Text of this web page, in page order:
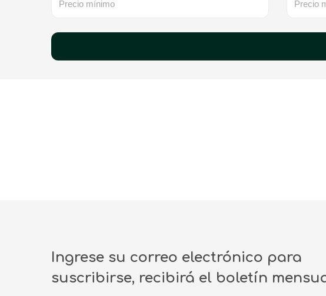
Ingrese su correo electrónico para
suscribirse, recibirá el boletín